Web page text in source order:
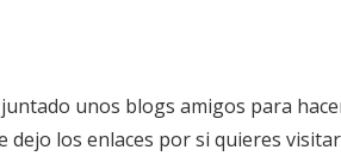
unos blogs amigos para
dejo los enlaces por si quieres